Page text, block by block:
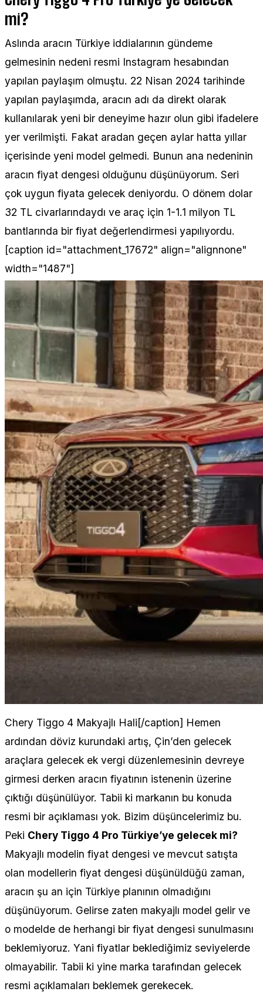
mi?
Aslında aracın Türkiye iddialarının gündeme
gelmesinin nedeni resmi Instagram hesabından
yapılan paylaşım olmuştu. 22 Nisan 2024 tarihinde
yapılan paylaşımda, aracın adı da direkt olarak
kullanılarak yeni bir deneyime hazır olun gibi ifadelere
yer verilmişti. Fakat aradan geçen aylar hatta yıllar
içerisinde yeni model gelmedi. Bunun ana nedeninin
aracın fiyat dengesi olduğunu düşünüyorum. Seri
çok uygun fiyata gelecek deniyordu. O dönem dolar
32 TL civarlarındaydı ve araç için 1-1.1 milyon TL
bantlarında bir fiyat değerlendirmesi yapılıyordu.
[caption id="attachment_17672" align="alignnone"
width="1487"]
Chery Tiggo 4 Makyajlı Hali[/caption] Hemen
ardından döviz kurundaki artış, Çin’den gelecek
araçlara gelecek ek vergi düzenlemesinin devreye
girmesi derken aracın fiyatının istenenin üzerine
çıktığı düşünülüyor. Tabii ki markanın bu konuda
resmi bir açıklaması yok. Bizim düşüncelerimiz bu.
Peki Chery Tiggo 4 Pro Türkiye’ye gelecek mi?
Makyajlı modelin fiyat dengesi ve mevcut satışta
olan modellerin fiyat dengesi düşünüldüğü zaman,
aracın şu an için Türkiye planının olmadığını
düşünüyorum. Gelirse zaten makyajlı model gelir ve
o modelde de herhangi bir fiyat dengesi sunulmasını
beklemiyoruz. Yani fiyatlar beklediğimiz seviyelerde
olmayabilir. Tabii ki yine marka tarafından gelecek
resmi açıklamaları beklemek gerekecek.